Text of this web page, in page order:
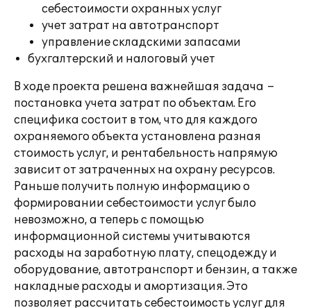
себестоимости охранных услуг
учет затрат на автотранспорт
управление складскими запасами
бухгалтерский и налоговый учет
В ходе проекта решена важнейшая задача –
постановка учета затрат по объектам. Его
специфика состоит в том, что для каждого
охраняемого объекта установлена разная
стоимость услуг, и рентабельность напрямую
зависит от затраченных на охрану ресурсов.
Раньше получить полную информацию о
формировании себестоимости услуг было
невозможно, а теперь с помощью
информационной системы учитываются
расходы на заработную плату, спецодежду и
оборудование, автотранспорт и бензин, а также
накладные расходы и амортизация. Это
позволяет рассчитать себестоимость услуг для